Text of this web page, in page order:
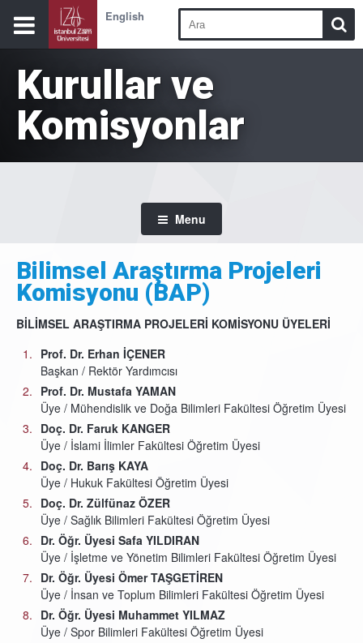
English
Kurullar ve
Komisyonlar
Menu
Bilimsel Araştırma Projeleri
Komisyonu (BAP)
BİLİMSEL ARAŞTIRMA PROJELERİ KOMİSYONU ÜYELERİ
Prof. Dr. Erhan İÇENER
Başkan / Rektör Yardımcısı
Prof. Dr. Mustafa YAMAN
Üye / Mühendislik ve Doğa Bilimleri Fakültesi Öğretim Üyesi
Doç. Dr. Faruk KANGER
Üye / İslami İlimler Fakültesi Öğretim Üyesi
Doç. Dr. Barış KAYA
Üye / Hukuk Fakültesi Öğretim Üyesi
Doç. Dr. Zülfünaz ÖZER
Üye / Sağlık Bilimleri Fakültesi Öğretim Üyesi
Dr. Öğr. Üyesi Safa YILDIRAN
Üye / İşletme ve Yönetim Bilimleri Fakültesi Öğretim Üyesi
Dr. Öğr. Üyesi Ömer TAŞGETİREN
Üye / İnsan ve Toplum Bilimleri Fakültesi Öğretim Üyesi
Dr. Öğr. Üyesi Muhammet YILMAZ
Üye / Spor Bilimleri Fakültesi Öğretim Üyesi